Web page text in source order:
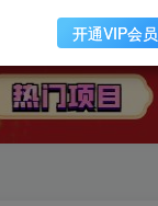
开通VIP会员